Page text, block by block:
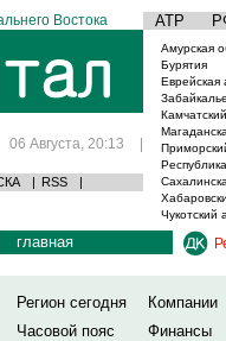
Востока АТР
06 Августа, 20:13 |
| RSS |
Амурская
Бурятия
Еврейская
Чукотский
главная
Регион сегодня
Компании
Часовой пояс
Финансы